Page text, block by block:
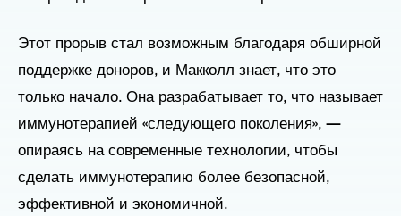
Этот прорыв стал возможным благодаря обширной
поддержке доноров, и Макколл знает, что это
только начало. Она разрабатывает то, что называет
иммунотерапией «следующего поколения», —
опираясь на современные технологии, чтобы
сделать иммунотерапию более безопасной,
эффективной и экономичной.